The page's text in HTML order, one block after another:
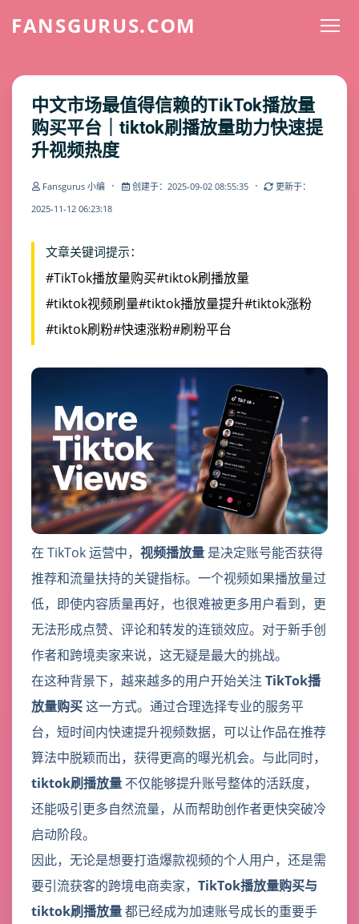
FANSGURUS.COM
中文市场最值得信赖的TikTok播放量
购买平台｜tiktok刷播放量助力快速提
升视频热度
Fansgurus 小编 · 创建于：2025-09-02 08:55:35 ·
更新于：
2025-11-12 06:23:18
文章关键词提示：
#TikTok播放量购买#tiktok刷播放量
#tiktok视频刷量#tiktok播放量提升#tiktok涨粉
#tiktok刷粉#快速涨粉#刷粉平台
在 TikTok 运营中， 视频播放量是决定账号能否获得
推荐和流量扶持的关键指标。一个视频如果播放量过
低，即使内容质量再好，也很难被更多用户看到，更
无法形成点赞、评论和转发的连锁效应。对于新手创
作者和跨境卖家来说，这无疑是最大的挑战。
在这种背景下，越来越多的用户开始关注TikTok播
放量购买这一方式。通过合理选择专业的服务平
台，短时间内快速提升视频数据，可以让作品在推荐
算法中脱颖而出，获得更高的曝光机会。与此同时，
tiktok刷播放量 不仅能够提升账号整体的活跃度，
还能吸引更多自然流量，从而帮助创作者更快突破冷
启动阶段。
因此，无论是想要打造爆款视频的个人用户，还是需
要引流获客的跨境电商卖家， TikTok播放量购买与
tiktok刷播放量都已经成为加速账号成长的重要手